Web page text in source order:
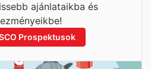
ajánlataikba és
Prospektusok